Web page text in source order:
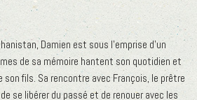
Damien est sous l’emprise d’un
de sa mémoire hantent son quotidien et
son fils. Sa rencontre avec François, le prêtre
se libérer du passé et de renouer avec les